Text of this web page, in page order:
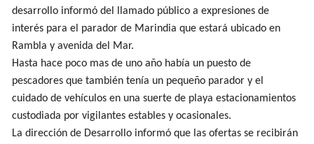
desarrollo informó del llamado público a expresiones de
interés para el parador de Marindia que estará ubicado en
Rambla y avenida del Mar.
Hasta hace poco mas de uno año había un puesto de
pescadores que también tenía un pequeño parador y el
cuidado de vehículos en una suerte de playa estacionamientos
custodiada por vigilantes estables y ocasionales.
La dirección de Desarrollo informó que las ofertas se recibirán